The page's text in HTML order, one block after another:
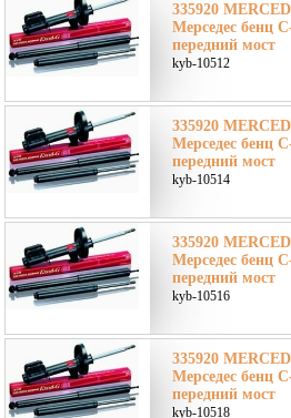
335920
Мерседес бенц
передний мост
kyb-10512
335920
Мерседес бенц
передний мост
kyb-10514
335920
Мерседес бенц
передний мост
kyb-10516
335920
Мерседес бенц
передний мост
kyb-10518